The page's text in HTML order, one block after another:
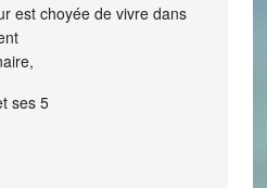
est choyée de vivre dans
ses 5